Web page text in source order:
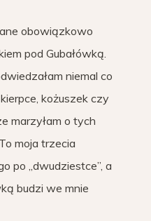
obowiązkowo
pod Gubałówką.
niemal co
kożuszek czy
marzyłam o tych
moja trzecia
po „dwudziestce”, a
budzi we mnie